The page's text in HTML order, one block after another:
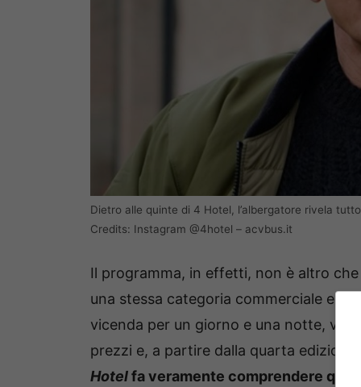
Dietro alle quinte di 4 Hotel, l’albergatore rivela
Credits: Instagram @4hotel – acvbus.it
Il programma, in effetti, non è altro
una stessa categoria commerciale e in
vicenda per un giorno e una notte,
prezzi e, a partire dalla quarta
Hotelfa veramente comprendere